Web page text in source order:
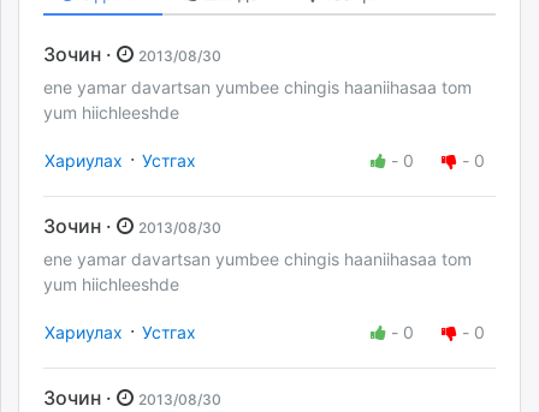
Зочин · 2013/08/30
ene yamar davartsan yumbee chingis haaniihasaa tom
yum hiichleeshde
Хариулах · Устгах - 0 - 0
Зочин · 2013/08/30
ene yamar davartsan yumbee chingis haaniihasaa tom
yum hiichleeshde
Хариулах · Устгах - 0 - 0
Зочин · 2013/08/30